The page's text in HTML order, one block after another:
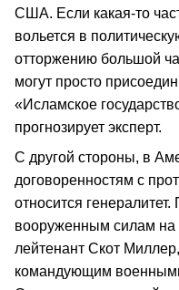
США. Если какая-то
вольется в
отторжению большой
могут просто
«Исламское
прогнозирует эксперт.
С другой стороны, в
договоренностям с
относится
вооруженным силам на
лейтенант Скот
командующим